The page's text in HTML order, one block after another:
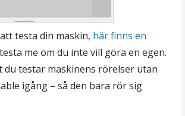
testa din maskin, här finns en
me om du inte vill göra en egen.
du testar maskinens rörelser utan
igång – så den bara rör sig